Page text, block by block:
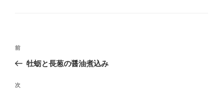
投
ビ
前
の
稿
前
牡蛎と長葱の醤油煮込み
次
次